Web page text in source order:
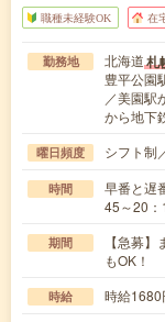
職種未経験OK 在
勤務地 北海道札
豊平公園
／美園駅
から地下
曜日頻度 シフト制
時間
早番と遅
45～20
期間
【急募
もOK！
時給 時給